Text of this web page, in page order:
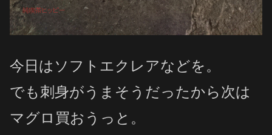
今日はソフトエクレアなどを。
でも刺身がうまそうだったから次は
マグロ買おうっと。